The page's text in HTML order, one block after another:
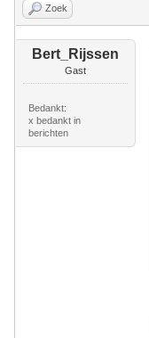
Zoek
Bert_Rijssen
Gast
Bedankt:
x bedankt in
berichten